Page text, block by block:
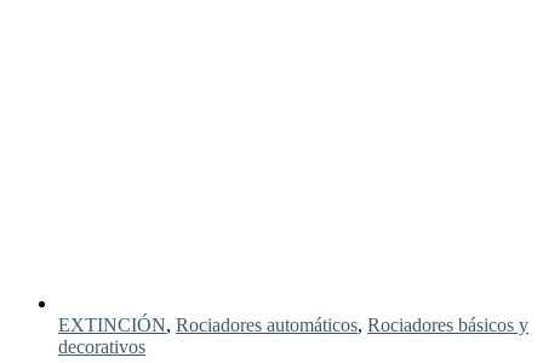
EXTINCIÓN, Rociadores automáticos, Rociadores básicos y
decorativos